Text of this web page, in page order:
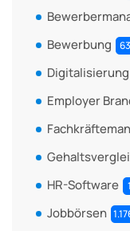
Bewerbung
Digitalisierung
Employer
HR-Software
Jobbörsen